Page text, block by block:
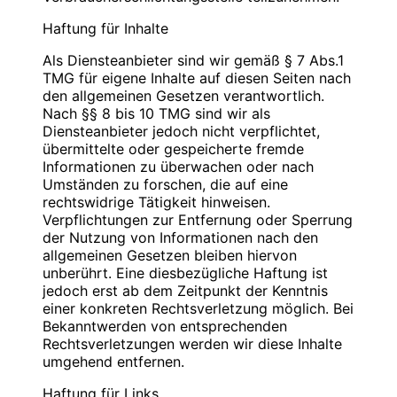
Blauweb.DE Internet-Solutions, Inhaber
Christan Hinzmann
Firmierung: BlauWeb.DE Internet-Solutions
Name: Christian Hinzmann
Strasse: Friedhofsweg 5
PLZ/Ort: 12529 Schönefeld
E-Mail: info@blauweb.de
Telefon: 03379 591001
Telefax: 03379 591 002
Mobil: 0176 277 50500
Umsatzsteuer-Identifikationsnummer gemäß §
27 a Umsatzsteuergesetz:
DE 283623660
Inhaber: Christian Hinzmann
Verantwortlich für den Inhalt nach § 55 Abs. 2
RStV:
Name: Christian Hinzmann
Strasse: Friedhofsweg 5
Verantwortliche Stelle
Name: Christian Hinzmann
Strasse: Friedhofsweg 5
PLZ/Ort: 12529 Schönefeld
E-Mail: info@blauweb.de
Mobil: 0176 277 50500
Cookies
Zur besseren Benutzerführung setzen wir Cookies
ein. Durch die Verwendung von Cookies wird die
Nutzung von Webseiten für den Nutzer vereinfacht.
Bestimmte Seiten sind ohne deren Einsatz nicht oder
nicht fehlerfrei aufrufbar. Diese Gründe stellen auch
das berechtigte Interesse für diese
Datenverarbeitung nach Art. 6 Abs. 1 lit. f DSGVO
dar (die Nutzung von Cookies zu Analysezwecken
wird in einem anderen Punkt behandelt). Gängige
Browser bieten die Einstellungsmöglichkeit, Cookies
Haftung für Inhalte
Als Diensteanbieter sind wir gemäß § 7 Abs.1
TMG für eigene Inhalte auf diesen Seiten nach
den allgemeinen Gesetzen verantwortlich.
Nach §§ 8 bis 10 TMG sind wir als
Diensteanbieter jedoch nicht verpflichtet,
übermittelte oder gespeicherte fremde
Informationen zu überwachen oder nach
Umständen zu forschen, die auf eine
rechtswidrige Tätigkeit hinweisen.
Verpflichtungen zur Entfernung oder Sperrung
der Nutzung von Informationen nach den
allgemeinen Gesetzen bleiben hiervon
unberührt. Eine diesbezügliche Haftung ist
jedoch erst ab dem Zeitpunkt der Kenntnis
einer konkreten Rechtsverletzung möglich. Bei
Bekanntwerden von entsprechenden
Rechtsverletzungen werden wir diese Inhalte
umgehend entfernen.
Haftung für Links